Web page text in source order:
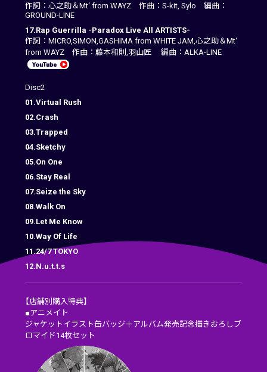
作詞：心之助＆Mt‘ from WAYZ 作曲：S-kit, Sylo 編曲：
GROUND-LINE
17.Rap Guerrilla -Paradox Live All ARTISTS-
作詞：MICRO,SIMON,GASHIMA from WHITE JAM,心之助＆Mt‘
from WAYZ 作曲：藤本和則,羽山匠 編曲：ALKA-LINE
Disc2
01.Virtual Rush
02.Crash
03.Trapped
04.Sketchy
05.On One
06.Stay Real
07.Seize the Sky
08.Walk On
09.Let Me Know
10.Way Of Life
11.24/7 TOKYO
12.N.u.t.t.s
【店舗別購入特典】
■アニメイト
ジャケットイラスト缶バッジ＋アルバム発売記念描きおろしブ
ロマイド14枚セット